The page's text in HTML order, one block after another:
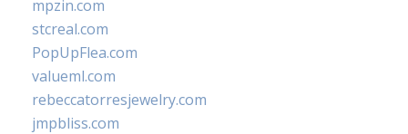
mpzin.com
stcreal.com
PopUpFlea.com
valueml.com
rebeccatorresjewelry.com
jmpbliss.com